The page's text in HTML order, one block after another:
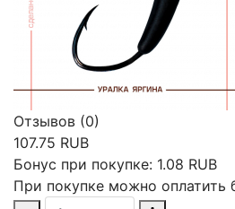
Отзывов (0)
107.75 RUB
Бонус при покупке: 1.08 RUB
При покупке можно оплатить